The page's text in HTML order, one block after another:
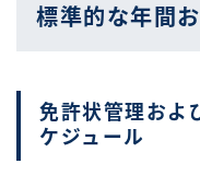
標準的な年間
免許状管理およ
ケジュール